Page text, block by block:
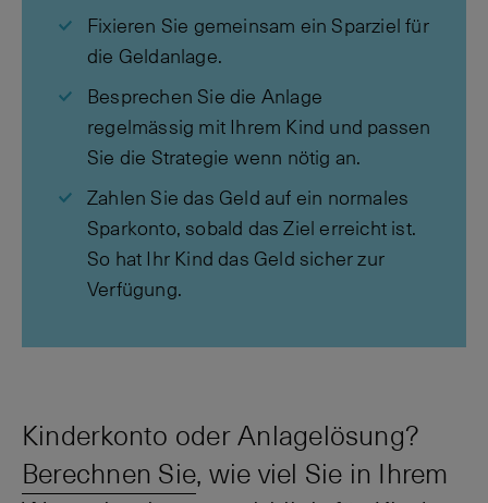
Fixieren Sie gemeinsam ein Sparziel für
die Geldanlage.
Besprechen Sie die Anlage
regelmässig mit Ihrem Kind und passen
Sie die Strategie wenn nötig an.
Zahlen Sie das Geld auf ein normales
Sparkonto, sobald das Ziel erreicht ist.
So hat Ihr Kind das Geld sicher zur
Verfügung.
Kinderkonto oder Anlagelösung?
Berechnen Sie, wie viel Sie in Ihrem